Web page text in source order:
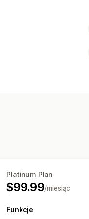
zbiorcze
Platinum Plan
$99.99/miesiąc
Funkcje